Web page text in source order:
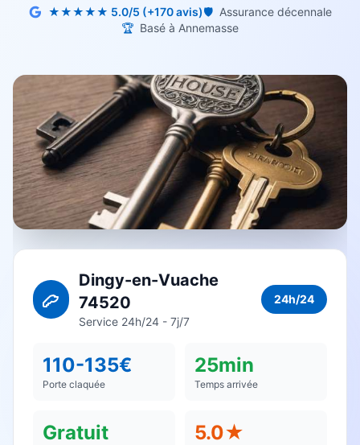
★★★★★ 5.0/5 (+170 avis)🛡️ Assurance décennale
🏆 Basé à Annemasse
Dingy-en-Vuache
74520
Service 24h/24 - 7j/7
24h/24
110-135€
Porte claquée
25min
Temps arrivée
Gratuit 5.0★